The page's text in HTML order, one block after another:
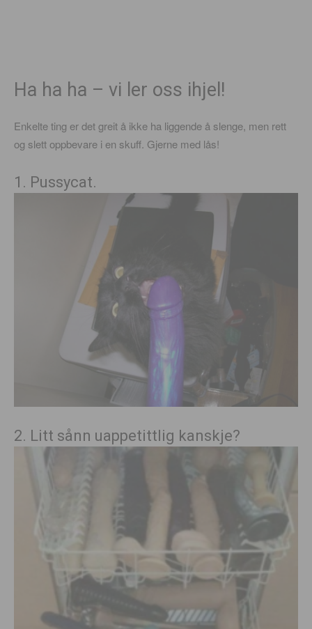
Ha ha ha – vi ler oss ihjel!
Enkelte ting er det greit å ikke ha liggende å slenge, men rett
og slett oppbevare i en skuff. Gjerne med lås!
1. Pussycat.
2. Litt sånn uappetittlig kanskje?